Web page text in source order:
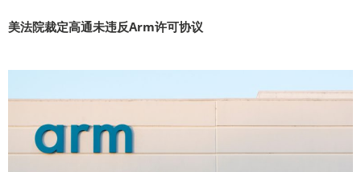
美法院裁定高通未违反Arm许可协议